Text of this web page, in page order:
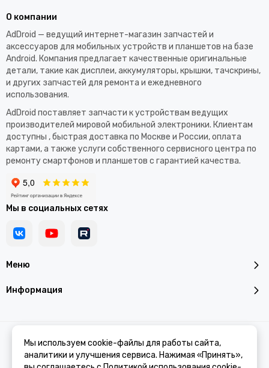
Меню
Информация
О компании
AdDroid — ведущий интернет-магазин запчастей и
аксессуаров для мобильных устройств и планшетов на базе
Android. Компания предлагает качественные оригинальные
детали, такие как дисплеи, аккумуляторы, крышки, тачскрины,
и других запчастей для ремонта и ежедневного
использования.​
AdDroid поставляет запчасти к устройствам ведущих
производителей мировой мобильной электроники. Клиентам
доступны , быстрая доставка по Москве и России, оплата
картами, а также услуги собственного сервисного центра по
ремонту смартфонов и планшетов с гарантией качества.
Мы в социальных сетях
2026 © Addroid.ru. Карта сайта
Мы используем cookie-файлы для работы сайта,
аналитики и улучшения сервиса. Нажимая «Принять»,